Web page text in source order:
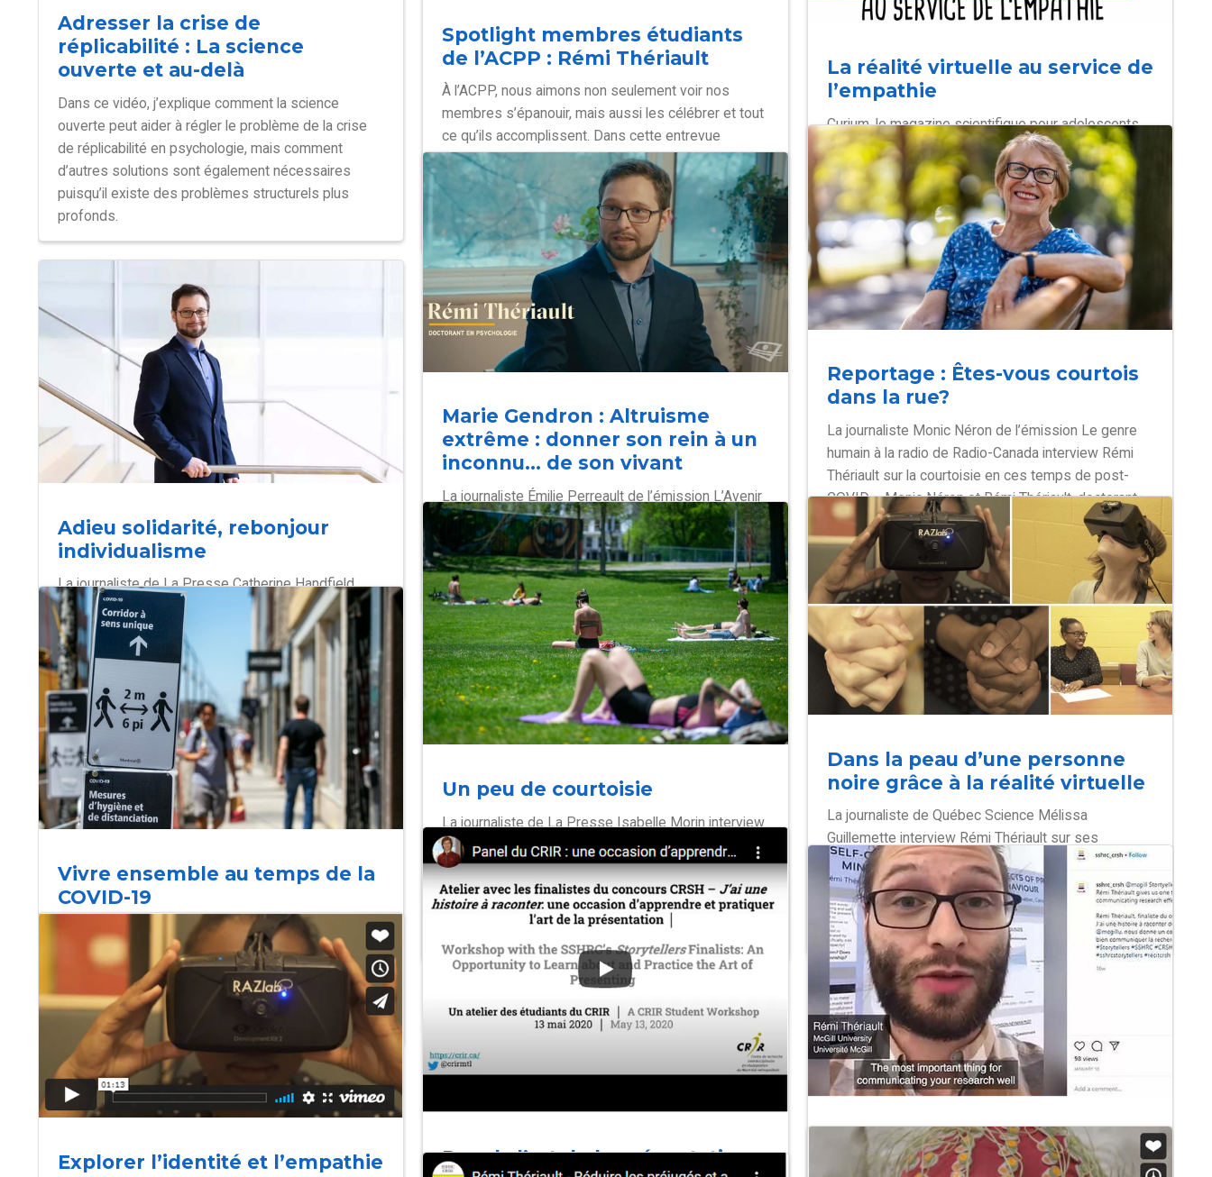
Adresser la crise de
réplicabilité : La science
ouverte et au-delà
Dans ce vidéo, j’explique comment la science
ouverte peut aider à régler le problème de la crise
de réplicabilité en psychologie, mais comment
d’autres solutions sont également nécessaires
puisqu’il existe des problèmes structurels plus
profonds.
Spotlight membres étudiants
de l’ACPP : Rémi Thériault
À l’ACPP, nous aimons non seulement voir nos
membres s’épanouir, mais aussi les célébrer et tout
ce qu’ils accomplissent. Dans cette entrevue
spotlight sur les membres, Louisa Jewell,
présidente de l’ACPP, s’entretient avec Rémi
Thériault, membre et ambassadeur étudiant de
l’ACPP.
La réalité virtuelle au service de
l’empathie
Curium, le magazine scientifique pour adolescents
québécois (version ado des Débrouillards),
interview Rémi Thériault sur ses recherches sur le
développement de l’empathie par la réalité virtuelle
et la prise de perspective.
Reportage : Êtes-vous courtois
dans la rue?
La journaliste Monic Néron de l’émission Le genre
humain à la radio de Radio-Canada interview Rémi
Thériault sur la courtoisie en ces temps de post-
COVID. « Monic Néron et Rémi Thériault, doctorant
en psychologie sociale, marchent dans les rues de
Montréal pour observer les marques de civisme et
de courtoisie chez les citoyens.
Marie Gendron : Altruisme
extrême : donner son rein à un
inconnu… de son vivant
La journaliste Émilie Perreault de l’émission L’Avenir
nous appartient à Télé-Québec interview Rémi
Thériault pour mieux comprendre les réactions
mitigées aux gestes d’altruisme. « À 69 ans, Marie
Gendron a décidé de donner un rein à un inconnu.
Adieu solidarité, rebonjour
individualisme
La journaliste de La Presse Catherine Handfield
interview Rémi Thériault, notamment, sur la solidarité
et l’individualisme en ces temps de post-COVID. «
Au printemps 2020, le mot solidarité était en vogue
dans les médias.
Dans la peau d’une personne
noire grâce à la réalité virtuelle
La journaliste de Québec Science Mélissa
Guillemette interview Rémi Thériault sur ses
recherches sur l’incarnation et l’échange de corps. «
L’adage dit que nous ne devrions pas juger de la vie
de quelqu’un sans avoir marché un mille dans ses
souliers.
Un peu de courtoisie
La journaliste de La Presse Isabelle Morin interview
Rémi Thériault, notamment, sur la courtoisie en ces
temps de COVID-19. « Notre vision de l’autre ne
passe plus uniquement par sa présence dans notre
environnement, mais par le rayon de deux mètres
Vivre ensemble au temps de la
COVID-19
La journaliste de La Presse Isabelle Morin interview
Rémi Thériault, notamment, sur notre rapport à l’autre
en ces temps de COVID-19. « Sommes-nous
devenus plus soucieux de l’autre ou, au contraire,
plus méfiants?
Panel : l’art de la présentation
Bien communiquer sa
recherche
Explorer l’identité et l’empathie